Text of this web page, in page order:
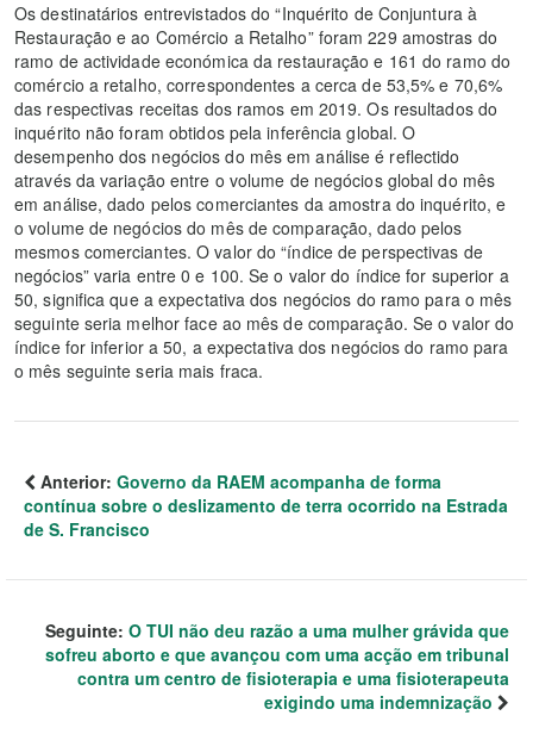
Os destinatários entrevistados do “Inquérito de Conjuntura à
Restauração e ao Comércio a Retalho” foram 229 amostras do
ramo de actividade económica da restauração e 161 do ramo do
comércio a retalho, correspondentes a cerca de 53,5% e 70,6%
das respectivas receitas dos ramos em 2019. Os resultados do
inquérito não foram obtidos pela inferência global. O
desempenho dos negócios do mês em análise é reflectido
através da variação entre o volume de negócios global do mês
em análise, dado pelos comerciantes da amostra do inquérito, e
o volume de negócios do mês de comparação, dado pelos
mesmos comerciantes. O valor do “índice de perspectivas de
negócios” varia entre 0 e 100. Se o valor do índice for superior a
50, significa que a expectativa dos negócios do ramo para o mês
seguinte seria melhor face ao mês de comparação. Se o valor do
índice for inferior a 50, a expectativa dos negócios do ramo para
o mês seguinte seria mais fraca.
Anterior: Governo da RAEM acompanha de forma
contínua sobre o deslizamento de terra ocorrido na Estrada
de S. Francisco
Seguinte: O TUI não deu razão a uma mulher grávida que
sofreu aborto e que avançou com uma acção em tribunal
contra um centro de fisioterapia e uma fisioterapeuta
exigindo uma indemnização